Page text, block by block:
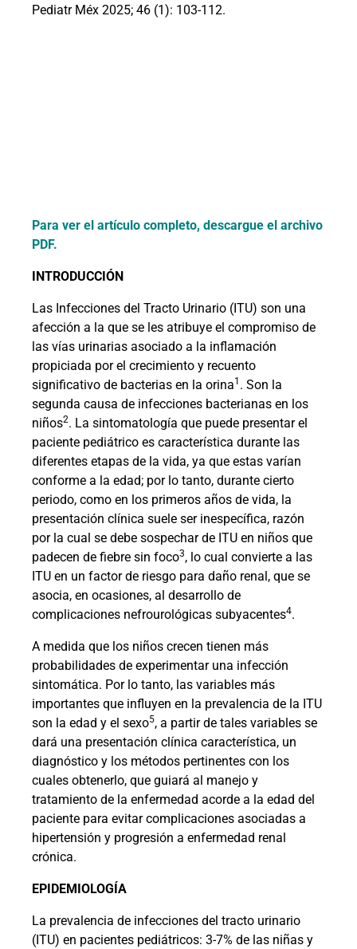
Pediatr Méx 2025; 46 (1): 103-112.
Para ver el artículo completo, descargue el archivo
PDF.
INTRODUCCIÓN
Las Infecciones del Tracto Urinario (ITU) son una
afección a la que se les atribuye el compromiso de
las vías urinarias asociado a la inflamación
propiciada por el crecimiento y recuento
significativo de bacterias en la orina1 . Son la
segunda causa de infecciones bacterianas en los
niños2. La sintomatología que puede presentar el
paciente pediátrico es característica durante las
diferentes etapas de la vida, ya que estas varían
conforme a la edad; por lo tanto, durante cierto
periodo, como en los primeros años de vida, la
presentación clínica suele ser inespecífica, razón
por la cual se debe sospechar de ITU en niños que
padecen de fiebre sin foco3, lo cual convierte a las
ITU en un factor de riesgo para daño renal, que se
asocia, en ocasiones, al desarrollo de
complicaciones nefrourológicas subyacentes4.
A medida que los niños crecen tienen más
probabilidades de experimentar una infección
sintomática. Por lo tanto, las variables más
importantes que influyen en la prevalencia de la ITU
son la edad y el sexo5, a partir de tales variables se
dará una presentación clínica característica, un
diagnóstico y los métodos pertinentes con los
cuales obtenerlo, que guiará al manejo y
tratamiento de la enfermedad acorde a la edad del
paciente para evitar complicaciones asociadas a
hipertensión y progresión a enfermedad renal
crónica.
EPIDEMIOLOGÍA
La prevalencia de infecciones del tracto urinario
(ITU) en pacientes pediátricos: 3-7% de las niñas y